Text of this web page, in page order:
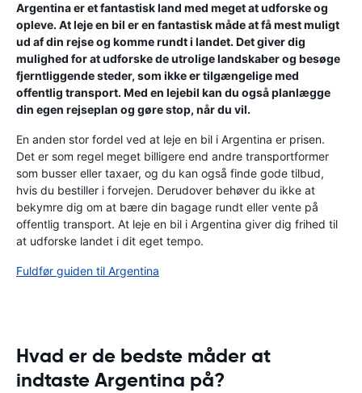
Argentina er et fantastisk land med meget at udforske og
opleve. At leje en bil er en fantastisk måde at få mest muligt
ud af din rejse og komme rundt i landet. Det giver dig
mulighed for at udforske de utrolige landskaber og besøge
fjerntliggende steder, som ikke er tilgængelige med
offentlig transport. Med en lejebil kan du også planlægge
din egen rejseplan og gøre stop, når du vil.
En anden stor fordel ved at leje en bil i Argentina er prisen.
Det er som regel meget billigere end andre transportformer
som busser eller taxaer, og du kan også finde gode tilbud,
hvis du bestiller i forvejen. Derudover behøver du ikke at
bekymre dig om at bære din bagage rundt eller vente på
offentlig transport. At leje en bil i Argentina giver dig frihed til
at udforske landet i dit eget tempo.
Fuldfør guiden til Argentina
Hvad er de bedste måder at
indtaste Argentina på?